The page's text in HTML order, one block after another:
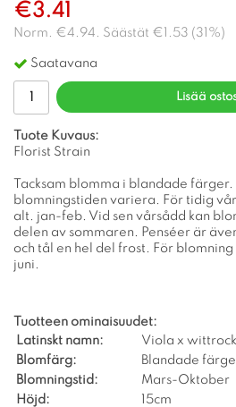
€3.41
Norm. €4.94 . Säästät €1.53 ( 31 %)
Saatavana
Lisää
Tuote Kuvaus:
Florist Strain
Tacksam blomma i blandade färger.
blomningstiden variera. För tidig
alt. jan-feb. Vid sen vårsådd kan
delen av sommaren. Penséer är
och tål en hel del frost. För
juni.
Tuotteen ominaisuudet:
Latinskt namn:
Viola x
Blomfärg:
Blandade
Blomningstid:
Mars-Oktober
Höjd:
15cm